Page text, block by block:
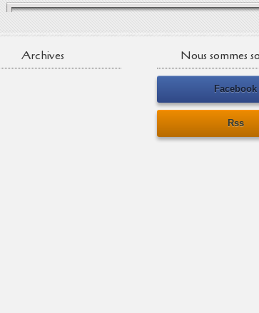
Archives Nous sommes
Facebook
Rss